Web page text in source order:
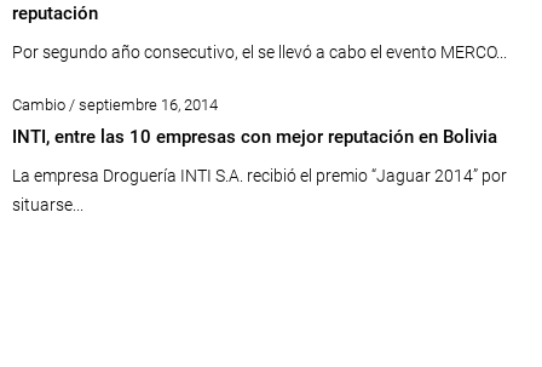
reputación
Por segundo año consecutivo, el se llevó a cabo el evento MERCO...
Cambio / septiembre 16, 2014
INTI, entre las 10 empresas con mejor reputación en Bolivia
La empresa Droguería INTI S.A. recibió el premio “Jaguar 2014” por
situarse...